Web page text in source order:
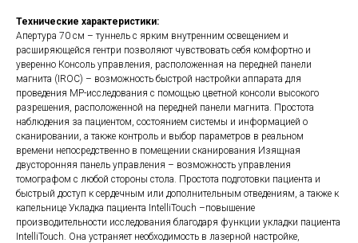
Технические характеристики:
Апертура 70 см – туннель с ярким внутренним освещением и
расширяющейся гентри позволяют чувствовать себя комфортно и
уверенно Консоль управления, расположенная на передней панели
магнита (IROC) – возможность быстрой настройки аппарата для
проведения МР-исследования с помощью цветной консоли высокого
разрешения, расположенной на передней панели магнита. Простота
наблюдения за пациентом, состоянием системы и информацией о
сканировании, а также контроль и выбор параметров в реальном
времени непосредственно в помещении сканирования Изящная
двусторонняя панель управления – возможность управления
томографом с любой стороны стола. Простота подготовки пациента и
быстрый доступ к сердечным или дополнительным отведениям, а также к
капельнице Укладка пациента IntelliTouch –повышение
производительности исследования благодаря функции укладки пациента
IntelliTouch. Она устраняет необходимость в лазерной настройке,